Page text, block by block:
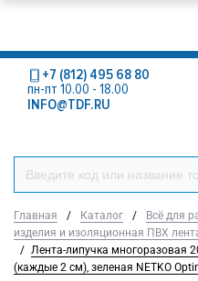
+7 (812) 495 68 80
пн-пт 10.00 - 18.00
INFO@TDF.RU
Главная / Каталог / Всё для
изделия и изоляционная ПВХ
/ Лента-липучка многоразовая
(каждые 2 см), зеленая NETKO